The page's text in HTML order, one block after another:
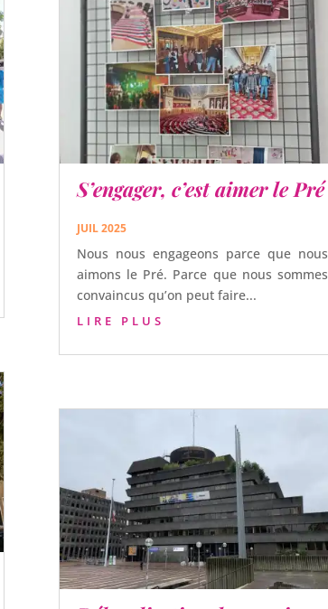
S’engager, c’est aimer le Pré
JUIL 2025
Nous nous engageons parce que nous
aimons le Pré. Parce que nous sommes
convaincus qu’on peut faire...
LIRE PLUS